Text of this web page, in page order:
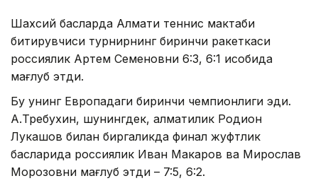
Шахсий баҳсларда Алмати теннис мактаби
битирувчиси турнирнинг биринчи ракеткаси
россиялик Артем Семеновни 6:3, 6:1 ҳисобида
мағлуб этди.
Бу унинг Европадаги биринчи чемпионлиги эди.
А.Требухин, шунингдек, алматилик Родион
Лукашов билан биргаликда финал жуфтлик
баҳсларида россиялик Иван Макаров ва Мирослав
Морозовни мағлуб этди – 7:5, 6:2.